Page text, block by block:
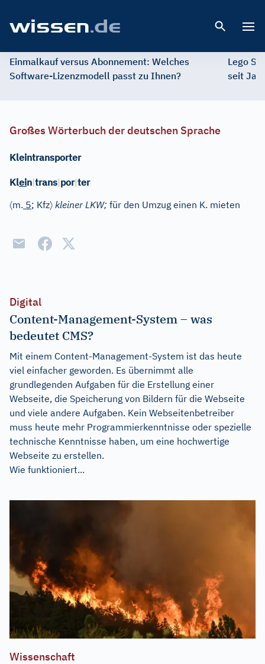
Einmalkauf versus Abonnement: Welches
Software-Lizenzmodell passt zu Ihnen?
Lego
seit
Großes Wörterbuch der deutschen Sprache
Kleintransporter
Klein|trans|por|ter
〈m. 5; Kfz〉 kleiner LKW; für den Umzug einen K. mieten
Digital
Content-Management-System – was
bedeutet CMS?
Mit einem Content-Management-System ist das heute
viel einfacher geworden. Es übernimmt alle
grundlegenden Aufgaben für die Erstellung einer
Webseite, die Speicherung von Bildern für die Webseite
und viele andere Aufgaben. Kein Webseitenbetreiber
muss heute mehr Programmierkenntnisse oder spezielle
technische Kenntnisse haben, um eine hochwertige
Webseite zu erstellen.
Wie funktioniert...
Wissenschaft